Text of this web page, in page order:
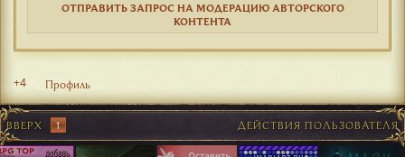
ОТПРАВИТЬ ЗАПРОС НА МОДЕРАЦИЮ АВТОРСКОГО
КОНТЕНТА
+4 Профиль
ВВЕРХ 1 ДЕЙСТВИЯ ПОЛЬЗОВАТЕЛЯ